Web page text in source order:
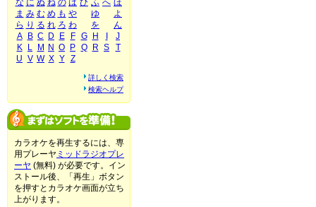
な に ぬ ね の は ひ ふ へ ほ
ま み む め も や ゆ
よ
ら り る れ ろ わ を
ん
A
B C D E F G H
J
K
L M N O P Q R S
T
U V W X Y Z
詳しく検索
検索ヘルプ
カラオケを再生するには、専
用プレーヤ ミッドラジオプレ
ーヤ (無料) が必要です。イン
ストール後、「再生」ボタン
を押すとカラオケ画面が立ち
上がります。